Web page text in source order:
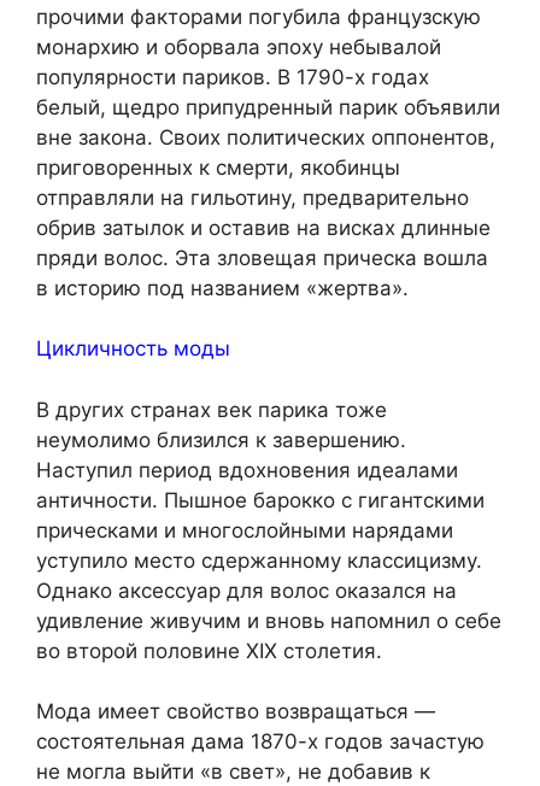
прочими факторами погубила французскую
монархию и оборвала эпоху небывалой
популярности париков. В 1790-х годах
белый, щедро припудренный парик объявили
вне закона. Своих политических оппонентов,
приговоренных к смерти, якобинцы
отправляли на гильотину, предварительно
обрив затылок и оставив на висках длинные
пряди волос. Эта зловещая прическа вошла
в историю под названием «жертва».
Цикличность моды
В других странах век парика тоже
неумолимо близился к завершению.
Наступил период вдохновения идеалами
античности. Пышное барокко с гигантскими
прическами и многослойными нарядами
уступило место сдержанному классицизму.
Однако аксессуар для волос оказался на
удивление живучим и вновь напомнил о себе
во второй половине XIX столетия.
Мода имеет свойство возвращаться —
состоятельная дама 1870-х годов зачастую
не могла выйти «в свет», не добавив к